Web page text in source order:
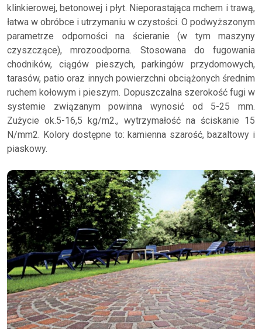
klinkierowej, betonowej i płyt. Nieporastająca mchem i trawą,
łatwa w obróbce i utrzymaniu w czystości. O podwyższonym
parametrze odporności na ścieranie (w tym maszyny
czyszczące), mrozoodporna. Stosowana do fugowania
chodników, ciągów pieszych, parkingów przydomowych,
tarasów, patio oraz innych powierzchni obciążonych średnim
ruchem kołowym i pieszym. Dopuszczalna szerokość fugi w
systemie związanym powinna wynosić od 5-25 mm.
Zużycie ok.5-16,5 kg/m2., wytrzymałość na ściskanie 15
N/mm2. Kolory dostępne to: kamienna szarość, bazaltowy i
piaskowy.